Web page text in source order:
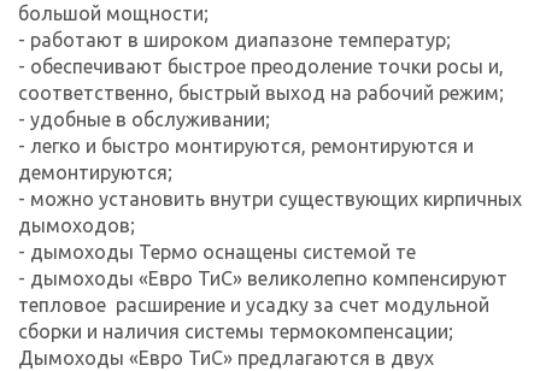
большой мощности;
- работают в широком диапазоне температур;
- обеспечивают быстрое преодоление точки росы и,
соответственно, быстрый выход на рабочий режим;
- удобные в обслуживании;
- легко и быстро монтируются, ремонтируются и
демонтируются;
- можно установить внутри существующих кирпичных
дымоходов;
- дымоходы Термо оснащены системой те
- дымоходы «Евро ТиС» великолепно компенсируют
тепловое расширение и усадку за счет модульной
сборки и наличия системы термокомпенсации;
Дымоходы «Евро ТиС» предлагаются в двух